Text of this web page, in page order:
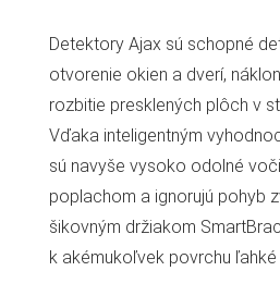
Detektory Ajax sú schopné
otvorenie okien a dverí,
rozbitie presklených plôch v
Vďaka inteligentným
sú navyše vysoko odolné
poplachom a ignorujú pohyb
šikovným držiakom
k akémukoľvek povrchu ľahké